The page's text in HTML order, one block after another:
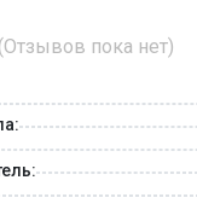
(Отзывов пока нет)